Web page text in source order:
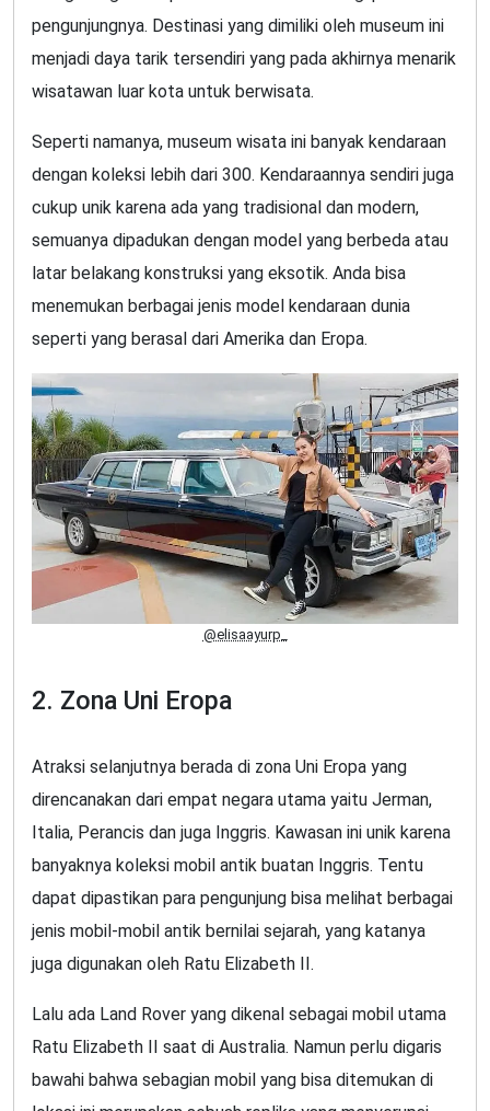
pengunjungnya. Destinasi yang dimiliki oleh museum ini
menjadi daya tarik tersendiri yang pada akhirnya menarik
wisatawan luar kota untuk berwisata.
Seperti namanya, museum wisata ini banyak kendaraan
dengan koleksi lebih dari 300. Kendaraannya sendiri juga
cukup unik karena ada yang tradisional dan modern,
semuanya dipadukan dengan model yang berbeda atau
latar belakang konstruksi yang eksotik. Anda bisa
menemukan berbagai jenis model kendaraan dunia
seperti yang berasal dari Amerika dan Eropa.
@elisaayurp_
2. Zona Uni Eropa
Atraksi selanjutnya berada di zona Uni Eropa yang
direncanakan dari empat negara utama yaitu Jerman,
Italia, Perancis dan juga Inggris. Kawasan ini unik karena
banyaknya koleksi mobil antik buatan Inggris. Tentu
dapat dipastikan para pengunjung bisa melihat berbagai
jenis mobil-mobil antik bernilai sejarah, yang katanya
juga digunakan oleh Ratu Elizabeth II.
Lalu ada Land Rover yang dikenal sebagai mobil utama
Ratu Elizabeth II saat di Australia. Namun perlu digaris
bawahi bahwa sebagian mobil yang bisa ditemukan di